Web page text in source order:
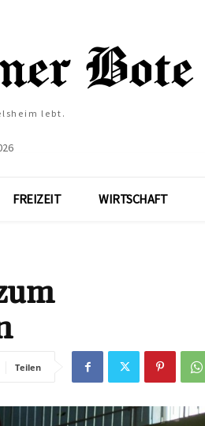
lebt.
FREIZEIT WIRTSCHAFT
Teilen